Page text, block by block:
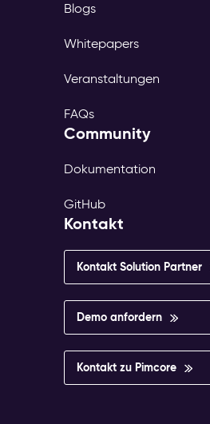
Blogs
Whitepapers
Veranstaltungen
FAQs
Community
Dokumentation
GitHub
Kontakt
Kontakt Solution Partner
Demo anfordern
Kontakt zu Pimcore